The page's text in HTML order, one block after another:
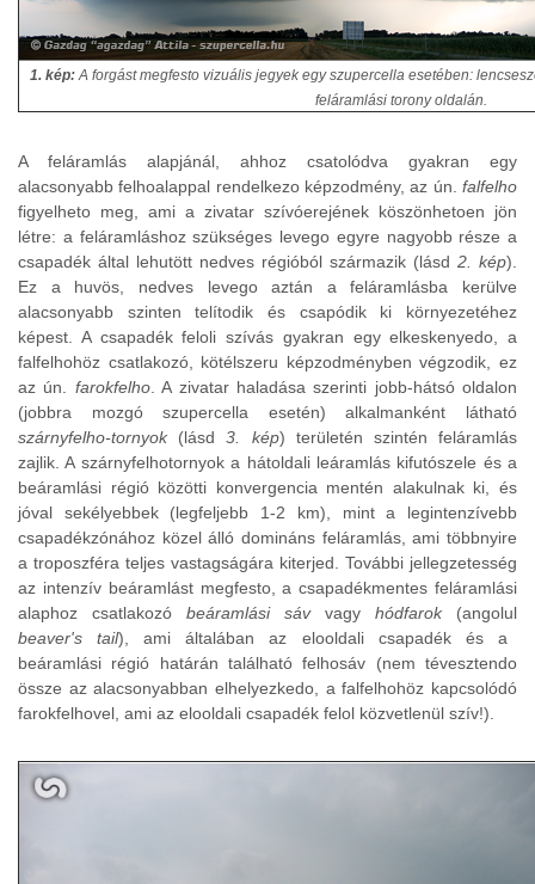
1. kép:A forgást megfesto vizuális jegyek egy szupercella esetében:
feláramlási torony oldalán.
A feláramlás alapjánál, ahhoz csatolódva gyakran egy
alacsonyabb felhoalappal rendelkezo képzodmény, az ún. falfelho
figyelheto meg, ami a zivatar szívóerejének köszönhetoen jön
létre: a feláramláshoz szükséges levego egyre nagyobb része a
csapadék által lehutött nedves régióból származik (lásd 2. kép).
Ez a huvös, nedves levego aztán a feláramlásba kerülve
alacsonyabb szinten telítodik és csapódik ki környezetéhez
képest. A csapadék feloli szívás gyakran egy elkeskenyedo, a
falfelhohöz csatlakozó, kötélszeru képzodményben végzodik, ez
az ún. farokfelho. A zivatar haladása szerinti jobb-hátsó oldalon
(jobbra mozgó szupercella esetén) alkalmanként látható
szárnyfelho-tornyok(lásd3. kép) területén szintén feláramlás
zajlik. A szárnyfelhotornyok a hátoldali leáramlás kifutószele és a
beáramlási régió közötti konvergencia mentén alakulnak ki, és
jóval sekélyebbek (legfeljebb 1-2 km), mint a legintenzívebb
csapadékzónához közel álló domináns feláramlás, ami többnyire
a troposzféra teljes vastagságára kiterjed. További jellegzetesség
az intenzív beáramlást megfesto, a csapadékmentes feláramlási
alaphoz csatlakozó beáramlási sávvagy hódfarok (angolul
beaver's tail), ami általában az elooldali csapadék és a
beáramlási régió határán található felhosáv (nem tévesztendo
össze az alacsonyabban elhelyezkedo, a falfelhohöz kapcsolódó
farokfelhovel, ami az elooldali csapadék felol közvetlenül szív!).